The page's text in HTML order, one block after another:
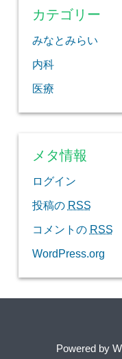
カテゴリー
みなとみらい
内科
医療
メタ情報
ログイン
投稿の RSS
コメントの RSS
WordPress.org
Powered by